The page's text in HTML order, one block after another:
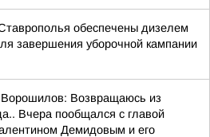
обеспечены дизелем
завершения уборочной кампании
Возвращаюсь из
Вчера пообщался с главой
Демидовым и его